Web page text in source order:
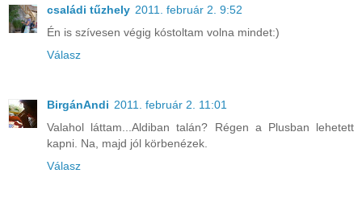
családi tűzhely 2011. február 2. 9:52
Én is szívesen végig kóstoltam volna mindet:)
Válasz
BirgánAndi 2011. február 2. 11:01
Valahol láttam...Aldiban talán? Régen a Plusban lehetett
kapni. Na, majd jól körbenézek.
Válasz